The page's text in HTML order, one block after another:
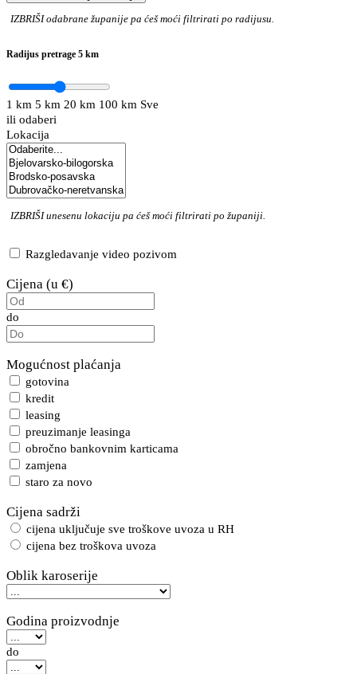
IZBRIŠIodabrane županije pa ćeš moći filtrirati po radijusu.
Radijus pretrage 5 km
1 km 5 km 20 km 100 km Sve
ili odaberi
Lokacija
IZBRIŠIunesenu lokaciju pa ćeš moći filtrirati po županiji.
Razgledavanje video pozivom
Cijena (u €)
do
Mogućnost plaćanja
gotovina
kredit
leasing
preuzimanje leasinga
obročno bankovnim karticama
zamjena
staro za novo
Cijena sadrži
cijena uključuje sve troškove uvoza u RH
cijena bez troškova uvoza
Oblik karoserije
Godina proizvodnje
do